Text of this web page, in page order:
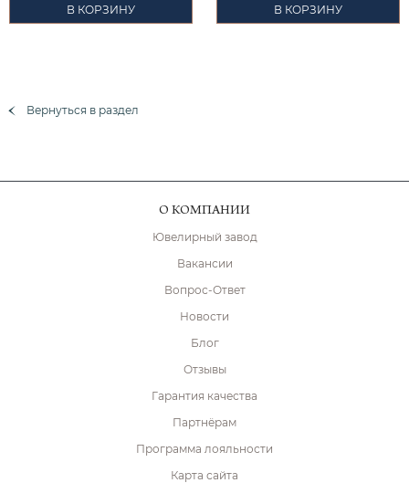
В КОРЗИНУ В КОРЗИНУ
Вернуться в раздел
О КОМПАНИИ
Ювелирный завод
Вакансии
Вопрос-Ответ
Новости
Блог
Отзывы
Гарантия качества
Партнёрам
Программа лояльности
Карта сайта